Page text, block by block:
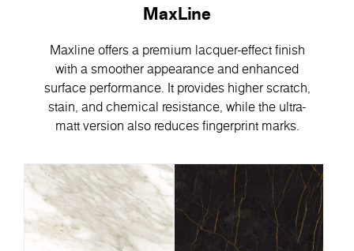
MaxLine
Maxline offers a premium lacquer-effect finish
with a smoother appearance and enhanced
surface performance. It provides higher scratch,
stain, and chemical resistance, while the ultra-
matt version also reduces fingerprint marks.